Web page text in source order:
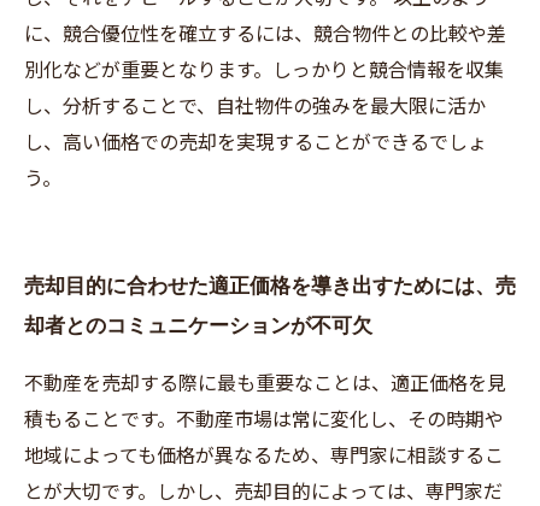
に、競合優位性を確立するには、競合物件との比較や差
別化などが重要となります。しっかりと競合情報を収集
し、分析することで、自社物件の強みを最大限に活か
し、高い価格での売却を実現することができるでしょ
う。
売却目的に合わせた適正価格を導き出すためには、売
却者とのコミュニケーションが不可欠
不動産を売却する際に最も重要なことは、適正価格を見
積もることです。不動産市場は常に変化し、その時期や
地域によっても価格が異なるため、専門家に相談するこ
とが大切です。しかし、売却目的によっては、専門家だ